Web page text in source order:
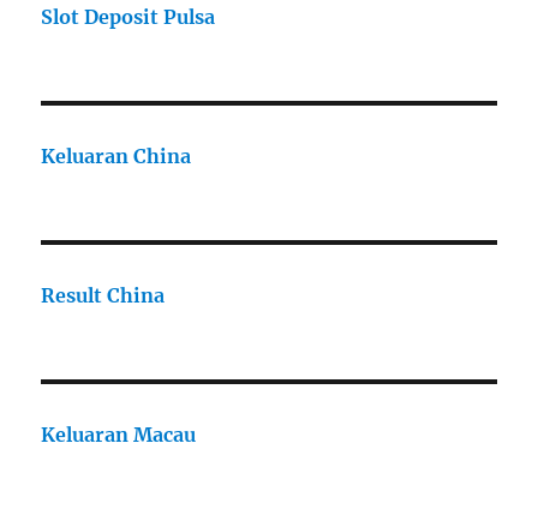
Slot Deposit Pulsa
Keluaran China
Result China
Keluaran Macau